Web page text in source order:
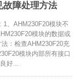
故障处理方法
1、AHM230F20模块不
模块的数据或
：检查AHM230F20充
模块内部所有接口
好...